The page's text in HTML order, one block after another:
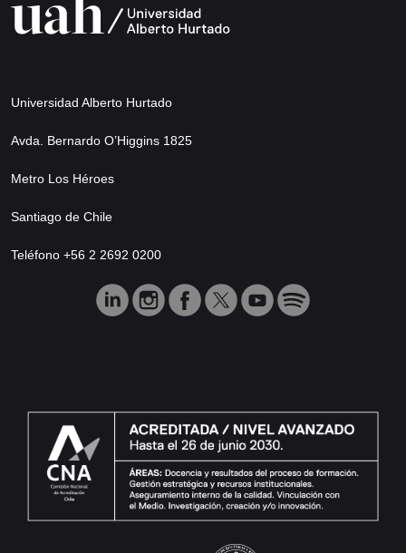
Universidad Alberto Hurtado
Avda. Bernardo O’Higgins 1825
Metro Los Héroes
Santiago de Chile
Teléfono +56 2 2692 0200